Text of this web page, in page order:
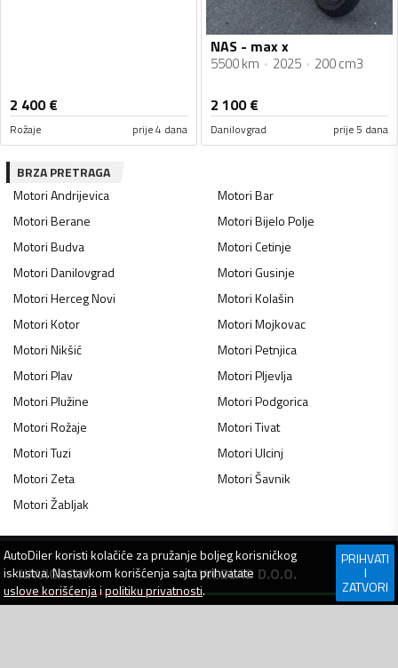
2 400€
Rožaje prije 4 dana
NAS - max x
5500 km 2025 200 cm3
2 100€
Danilovgrad prije 5 dana
BRZA PRETRAGA
MotoriAndrijevica MotoriBar
MotoriBerane MotoriBijelo Polje
MotoriBudva MotoriCetinje
MotoriDanilovgrad MotoriGusinje
MotoriHerceg Novi MotoriKolašin
MotoriKotor MotoriMojkovac
MotoriNikšić MotoriPetnjica
MotoriPlav MotoriPljevlja
MotoriPlužine MotoriPodgorica
MotoriRožaje MotoriTivat
MotoriTuzi MotoriUlcinj
MotoriZeta MotoriŠavnik
MotoriŽabljak
NAVIGACIJA
WEBLAB D.O.O.
AutoDilerkoristi kolačiće za pružanje boljeg korisničkog
iskustva. Nastavkom korišćenja sajta prihvatate
uslove korišćenjaipolitiku privatnosti.
PRIHVATI
I
ZATVORI